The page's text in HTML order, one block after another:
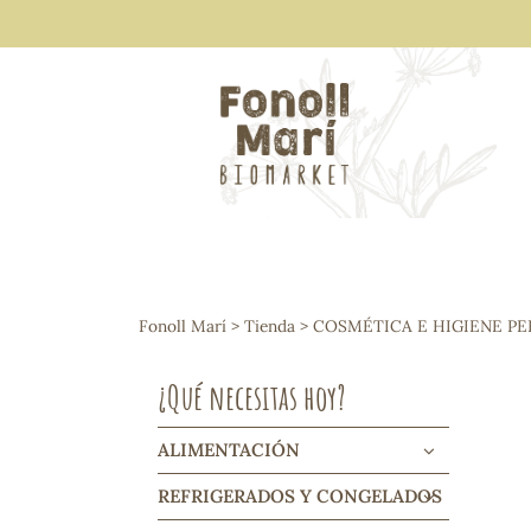
Arroces y legumbres
Frutos secos y snacks
Cereales, mueslis, hinchados y
Galletas y dulces
Vinos y cavas
Condimentos y salsas
Harinas y sémolas
Pasta
Fonoll Marí > Tienda > COSMÉTICA E HIGIENE
¿Qué necesitas hoy?
ALIMENTACIÓN
REFRIGERADOS Y CONGELADOS